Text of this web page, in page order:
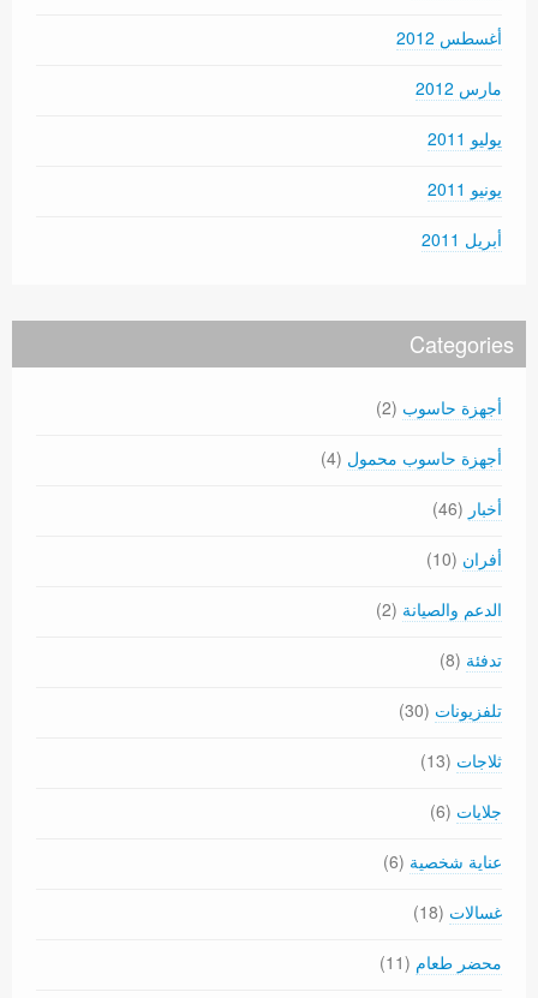
أغسطس 2012
مارس 2012
يوليو 2011
يونيو 2011
أبريل 2011
Categories
أجهزة حاسوب (2)
أجهزة حاسوب محمول (4)
أخبار (46)
أفران (10)
الدعم والصيانة (2)
تدفئة (8)
تلفزيونات (30)
ثلاجات (13)
جلايات (6)
عناية شخصية (6)
غسالات (18)
محضر طعام (11)